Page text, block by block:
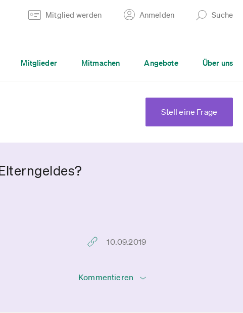
Mitglied werden Anmelden Suche
Mitglieder Mitmachen Angebote Über uns
Stell eine Frage
10.09.2019
Kommentieren